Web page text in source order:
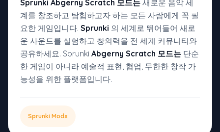
Sprunki Abgerny Scratch 모드는 새로운 음악 세
계를 창조하고 탐험하고자 하는 모든 사람에게 꼭 필
요한 게임입니다. Sprunki 의 세계로 뛰어들어 새로
운 사운드를 실험하고 창의력을 전 세계 커뮤니티와
공유하세요. Sprunki Abgerny Scratch 모드는 단순
한 게임이 아니라 예술적 표현, 협업, 무한한 창작 가
능성을 위한 플랫폼입니다.
Sprunki Mods